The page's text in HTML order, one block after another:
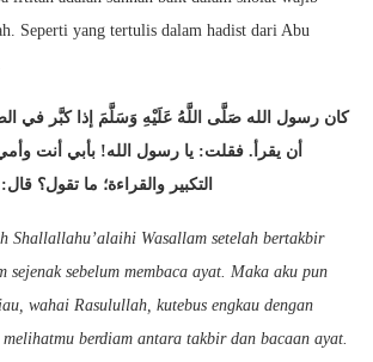
Seperti yang tertulis dalam hadist dari Abu
كان رسول الله صَلَّى اللَّهُ عَلَيْهِ وَسَلَّمَ إذا كبَّر في
أن يقرأ. فقلت: يا رسول الله! بأبي أنت
التكبير والقراءة؛ ما تقول؟
Shallallahu’alaihi Wasallam setelah bertakbir
sejenak sebelum membaca ayat. Maka aku pun
wahai Rasulullah, kutebus engkau dengan
berdiam antara takbir dan bacaan ayat.